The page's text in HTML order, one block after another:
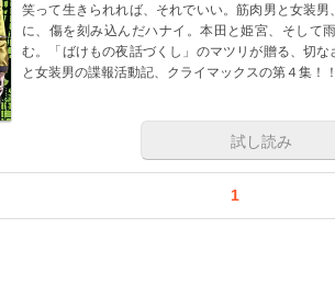
笑って生きられれば、それでいい。筋肉男と女装
に、傷を刻み込んだハナイ。本田と姫宮、そして
む。「ばけもの夜話づくし」のマツリが贈る、切
と女装男の諜報活動記、クライマックスの第４集！！
試し読み
1